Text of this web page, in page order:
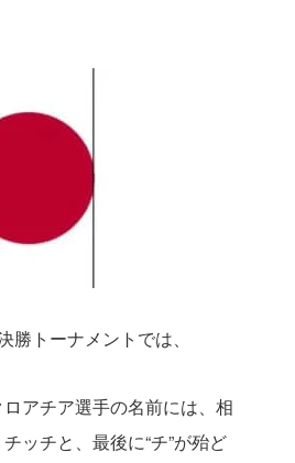
勝トーナメントでは、
アチア選手の名前には、相
ッチと、最後に“チ”が殆ど